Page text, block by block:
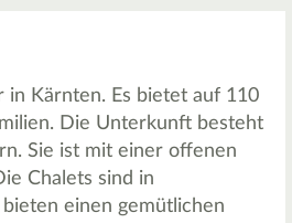
in Kärnten. Es bietet auf 110
Die Unterkunft besteht
Sie ist mit einer offenen
Chalets sind in
einen gemütlichen